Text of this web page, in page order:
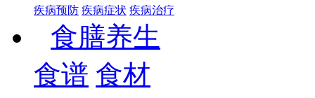
疾病预防 疾病症状 疾病治疗
食膳养生
食谱 食材